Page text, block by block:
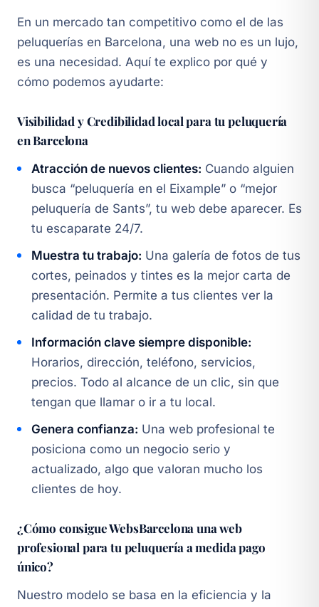
En un mercado tan competitivo como el de las
peluquerías en Barcelona, una web no es un lujo,
es una necesidad. Aquí te explico por qué y
cómo podemos ayudarte:
Visibilidad y Credibilidad local para tu peluquería
en Barcelona
Atracción de nuevos clientes: Cuando alguien
busca “peluquería en el Eixample” o “mejor
peluquería de Sants”, tu web debe aparecer. Es
tu escaparate 24/7.
Muestra tu trabajo: Una galería de fotos de tus
cortes, peinados y tintes es la mejor carta de
presentación. Permite a tus clientes ver la
calidad de tu trabajo.
Información clave siempre disponible:
Horarios, dirección, teléfono, servicios,
precios. Todo al alcance de un clic, sin que
tengan que llamar o ir a tu local.
Genera confianza: Una web profesional te
posiciona como un negocio serio y
actualizado, algo que valoran mucho los
clientes de hoy.
¿Cómo consigue WebsBarcelona una web
profesional para tu peluquería a medida pago
único?
Nuestro modelo se basa en la eficiencia y la